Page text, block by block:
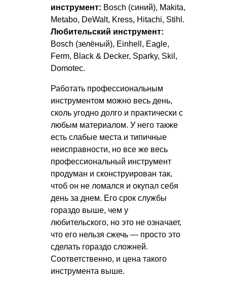
инструмент: Bosch (синий), Makita,
Metabo, DeWalt, Kress, Hitachi, Stihl.
Любительский инструмент:
Bosch (зелёный), Einhell, Eagle,
Ferm, Black & Decker, Sparky, Skil,
Domotec.
Работать профессиональным
инструментом можно весь день,
сколь угодно долго и практически с
любым материалом. У него также
есть слабые места и типичные
неисправности, но все же весь
профессиональный инструмент
продуман и сконструирован так,
чтоб он не ломался и окупал себя
день за днем. Его срок службы
гораздо выше, чем у
любительского, но это не означает,
что его нельзя сжечь — просто это
сделать гораздо сложней.
Соответственно, и цена такого
инструмента выше.